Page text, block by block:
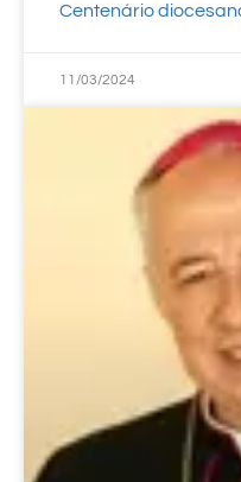
Centenário
11/03/2024